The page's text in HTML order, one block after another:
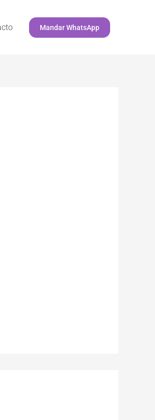
Mandar WhatsApp